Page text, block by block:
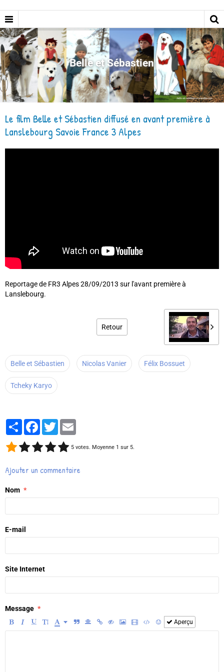
Belle et Sébastien
Le film Belle et Sébastien diffusé en avant première à
Lanslebourg Savoie France 3 Alpes
Reportage de FR3 Alpes 28/09/2013 sur l'avant première à
Lanslebourg.
Retour
Belle et Sébastien Nicolas Vanier Félix Bossuet
Tcheky Karyo
PartagerFacebook
Twitter
5 votes. Moyenne 1 sur 5.
Ajouter un commentaire
Nom
E-mail
Site Internet
Message
Aperçu